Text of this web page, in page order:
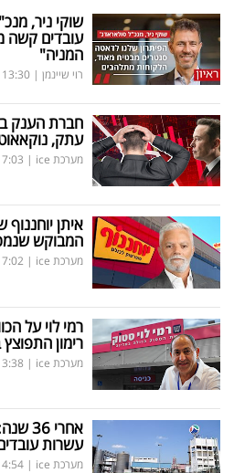
שוקי ניר,
עובדים קשה
המניה"
רוי שיינמן |
13:30
חברת הענק
עתק,
מערכת ice |
7:03
איתן
המבוקש שנמכר ב-199
מערכת ice |
7:02
רמי לוי על
רימון
מערכת ice |
אחרי
עשרות
מערכת ice |